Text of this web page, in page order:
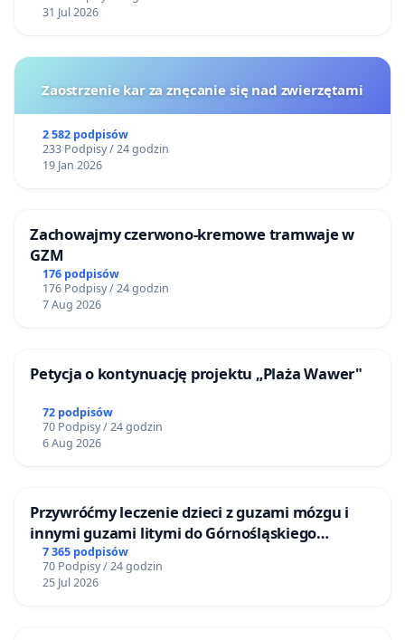
31 Jul 2026
Zaostrzenie kar za znęcanie się nad zwierzętami
2 582 podpisów
233 Podpisy / 24 godzin
19 Jan 2026
Zachowajmy czerwono-kremowe tramwaje w
GZM
176 podpisów
176 Podpisy / 24 godzin
7 Aug 2026
Petycja o kontynuację projektu „Plaża Wawer"
72 podpisów
70 Podpisy / 24 godzin
6 Aug 2026
Przywróćmy leczenie dzieci z guzami mózgu i
innymi guzami litymi do Górnośląskiego
Centrum Zdrowia Dziecka w Katowicach
7 365 podpisów
70 Podpisy / 24 godzin
25 Jul 2026